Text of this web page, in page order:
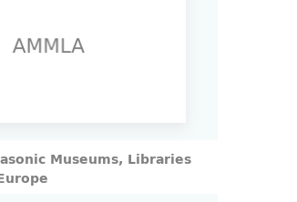
Museums, Libraries